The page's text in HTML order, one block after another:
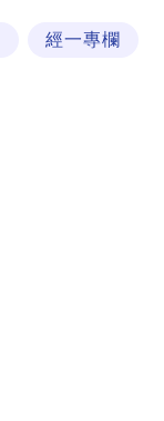
經一專欄